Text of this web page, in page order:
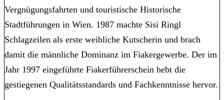
Vergnügungsfahrten und touristische Historische
Stadtführungen in Wien. 1987 machte Sisi Ringl
Schlagzeilen als erste weibliche Kutscherin und brach
damit die männliche Dominanz im Fiakergewerbe. Der im
Jahr 1997 eingeführte Fiakerführerschein hebt die
gestiegenen Qualitätsstandards und Fachkenntnisse hervor.